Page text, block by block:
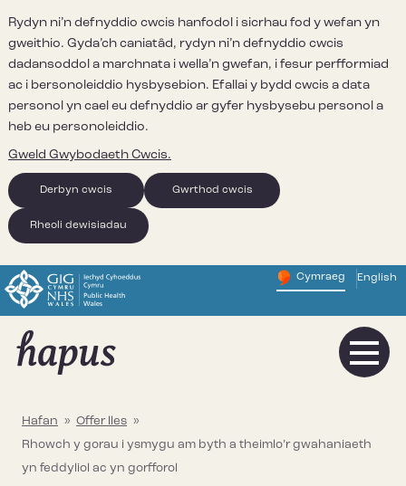
Rydyn ni’n defnyddio cwcis hanfodol i sicrhau fod y wefan yn
gweithio. Gyda’ch caniatâd, rydyn ni’n defnyddio cwcis
dadansoddol a marchnata i wella’n gwefan, i fesur perfformiad
ac i bersonoleiddio hysbysebion. Efallai y bydd cwcis a data
personol yn cael eu defnyddio ar gyfer hysbysebu personol a
heb eu personoleiddio.
Gweld Gwybodaeth Cwcis.
Derbyn cwcis Gwrthod cwcis
Rheoli dewisiadau
Change website
Cymraeg English
– Newid
Hafan » Offer lles »
Rhowch y gorau i ysmygu am byth a theimlo’r gwahaniaeth
yn feddyliol ac yn gorfforol